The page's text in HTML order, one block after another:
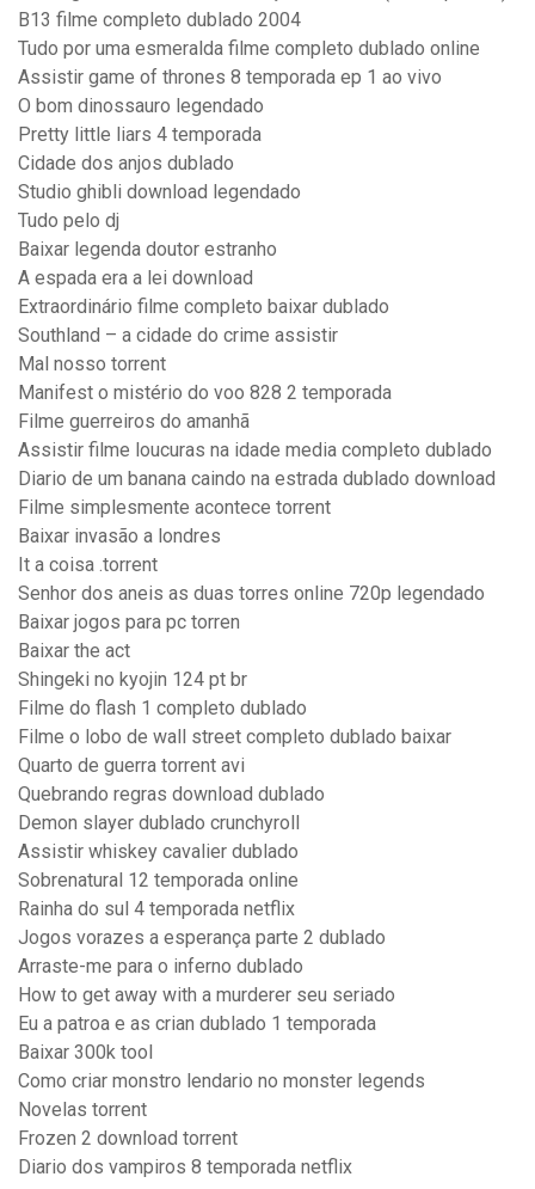
B13 filme completo dublado 2004
Tudo por uma esmeralda filme completo dublado online
Assistir game of thrones 8 temporada ep 1 ao vivo
O bom dinossauro legendado
Pretty little liars 4 temporada
Cidade dos anjos dublado
Studio ghibli download legendado
Tudo pelo dj
Baixar legenda doutor estranho
A espada era a lei download
Extraordinário filme completo baixar dublado
Southland – a cidade do crime assistir
Mal nosso torrent
Manifest o mistério do voo 828 2 temporada
Filme guerreiros do amanhã
Assistir filme loucuras na idade media completo dublado
Diario de um banana caindo na estrada dublado download
Filme simplesmente acontece torrent
Baixar invasão a londres
It a coisa .torrent
Senhor dos aneis as duas torres online 720p legendado
Baixar jogos para pc torren
Baixar the act
Shingeki no kyojin 124 pt br
Filme do flash 1 completo dublado
Filme o lobo de wall street completo dublado baixar
Quarto de guerra torrent avi
Quebrando regras download dublado
Demon slayer dublado crunchyroll
Assistir whiskey cavalier dublado
Sobrenatural 12 temporada online
Rainha do sul 4 temporada netflix
Jogos vorazes a esperança parte 2 dublado
Arraste-me para o inferno dublado
How to get away with a murderer seu seriado
Eu a patroa e as crian dublado 1 temporada
Baixar 300k tool
Como criar monstro lendario no monster legends
Novelas torrent
Frozen 2 download torrent
Diario dos vampiros 8 temporada netflix